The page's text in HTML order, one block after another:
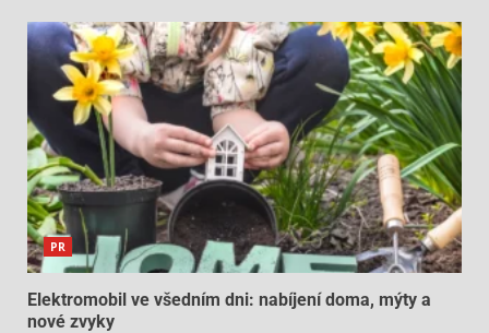
PR
Elektromobil ve všedním dni: nabíjení doma, mýty a
nové zvyky